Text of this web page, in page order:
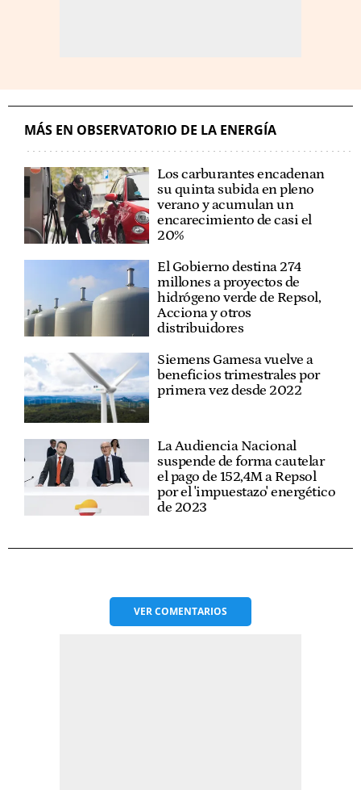
MÁS EN OBSERVATORIO DE LA ENERGÍA
Los carburantes encadenan
su quinta subida en pleno
verano y acumulan un
encarecimiento de casi el
20%
El Gobierno destina 274
millones a proyectos de
hidrógeno verde de Repsol,
Acciona y otros
distribuidores
Siemens Gamesa vuelve a
beneficios trimestrales por
primera vez desde 2022
La Audiencia Nacional
suspende de forma cautelar
el pago de 152,4M a Repsol
por el 'impuestazo' energético
de 2023
VERCOMENTARIOS